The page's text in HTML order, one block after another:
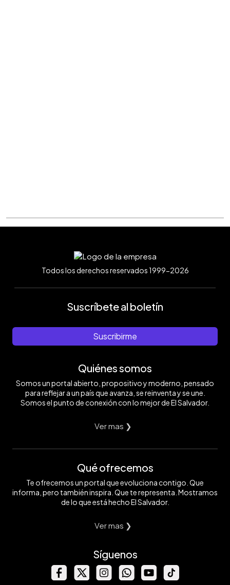
Todos los derechos reservados 1999-2026
Suscríbete al boletín
Suscribirme
Quiénes somos
Somos un portal abierto, propositivo y moderno, pensado
para reflejar a un país que avanza, se reinventa y se une.
Somos el punto de conexión con lo mejor de El Salvador.
Ver mas ❯
Qué ofrecemos
Te ofrecemos un portal que evoluciona contigo. Que
informa, pero también inspira. Que te representa. Mostramos
de lo que está hecho El Salvador.
Ver mas ❯
Síguenos